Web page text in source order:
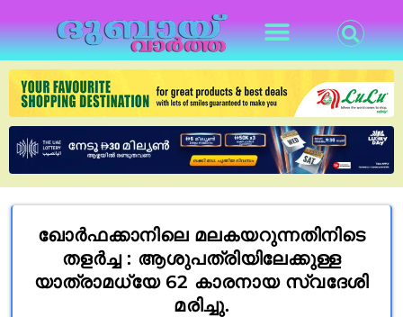
ഖോർഫക്കാനിലെ മലകയറുന്നതിനിടെ
തളർച്ച : ആശുപത്രിയിലേക്കുള്ള
യാത്രാമധ്യേ 62 കാരനായ സ്വദേശി
മരിച്ചു.